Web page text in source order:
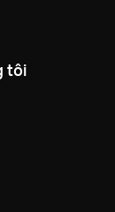
tôi